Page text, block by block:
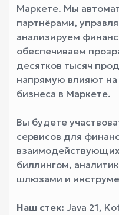
Маркете. Мы
партнёрами,
анализируем
обеспечиваем
десятков тысяч
напрямую влияют
бизнеса в Маркете.
Вы будете
сервисов для
биллингом,
шлюзами и
Наш стек: Java 21,